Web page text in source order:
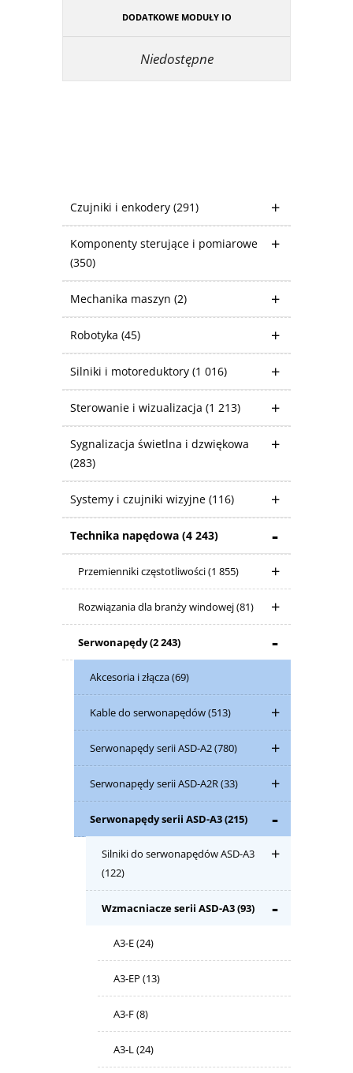
Czujniki i enkodery (291)
Komponenty sterujące i pomiarowe
(350)
Mechanika maszyn (2)
Robotyka (45)
Silniki i motoreduktory (1 016)
Sterowanie i wizualizacja (1 213)
Sygnalizacja świetlna i dzwiękowa
(283)
Systemy i czujniki wizyjne (116)
Technika napędowa (4 243)
Przemienniki częstotliwości(1 855)
Rozwiązania dla branży windowej(81)
Serwonapędy(2 243)
Akcesoria i złącza(69)
Kable do serwonapędów(513)
Serwonapędy serii ASD-A2(780)
Serwonapędy serii ASD-A2R(33)
Serwonapędy serii ASD-A3(215)
Silniki do serwonapędów ASD-A3
(122)
Wzmacniacze serii ASD-A3(93)
A3-E(24)
A3-EP (13)
A3-F(8)
A3-L (24)
DODATKOWE MODUŁY IO
Niedostępne